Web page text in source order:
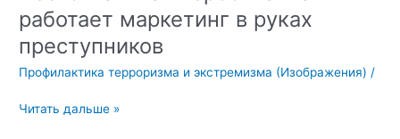
работает маркетинг в руках
преступников
Профилактика терроризма и экстремизма (Изображения) /
Бесконтактная
Читать дальше »